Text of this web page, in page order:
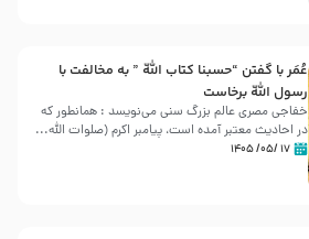
عُمَر با گفتن “حسبنا كتاب اللّه ” به مخالفت با
رسول اللّه برخاست
خفاجی مصری عالم بزرگ سنی می‌نویسد : همانطور که
در احادیث معتبر آمده است، پیامبر اکرم (صلوات اللّه...
۱۷ /۰۵/ ۱۴۰۵